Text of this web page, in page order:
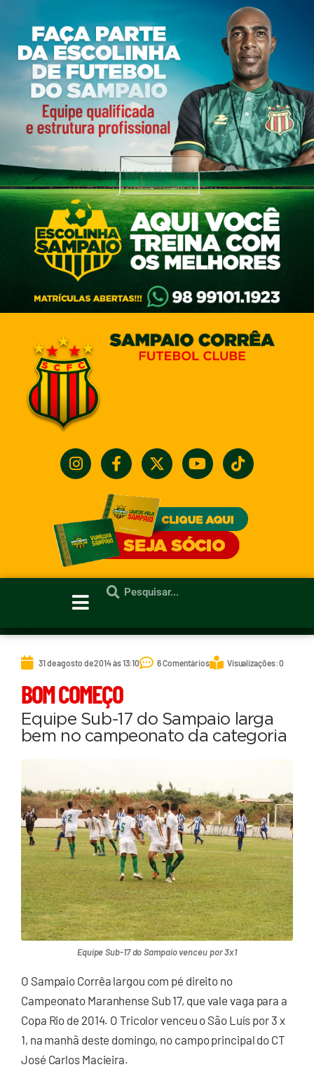
31 de agosto de 2014 às 13:10 6 Comentários Visualizações: 0
BOM COMEÇO
Equipe Sub-17 do Sampaio larga
bem no campeonato da categoria
Equipe Sub-17 do Sampaio venceu por 3x1
O Sampaio Corrêa largou com pé direito no
Campeonato Maranhense Sub 17, que vale vaga para a
Copa Rio de 2014. O Tricolor venceu o São Luís por 3 x
1, na manhã deste domingo, no campo principal do CT
José Carlos Macieira.